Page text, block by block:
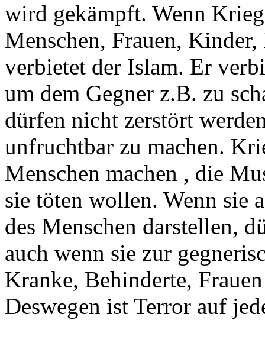
wird gekämpft. Wenn
Menschen, Frauen,
verbietet der Islam. Er
um dem Gegner z.B. zu
dürfen nicht zerstört
unfruchtbar zu machen.
Menschen machen , die
sie töten wollen. Wenn sie
des Menschen darstellen,
auch wenn sie zur
Kranke, Behinderte,
Deswegen ist Terror auf